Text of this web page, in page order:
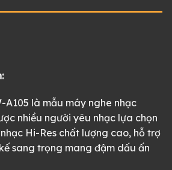
A105 là mẫu máy nghe nhạc
nhiều người yêu nhạc lựa chọn
Hi-Res chất lượng cao, hỗ trợ
sang trọng mang đậm dấu ấn